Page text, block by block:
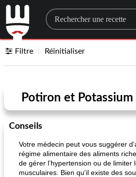
Search for a
Filtre Réinitialiser
Potiron et
Conseils
Votre médecin peut vous suggérer
régime alimentaire des aliments
de gérer l’hypertension ou de limiter
musculaires. Bien qu'il existe des